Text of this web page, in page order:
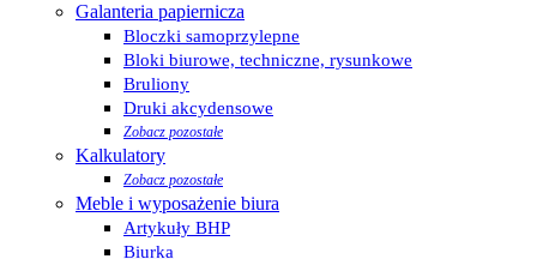
Galanteria papiernicza
Bloczki samoprzylepne
Bloki biurowe, techniczne, rysunkowe
Bruliony
Druki akcydensowe
Zobacz pozostałe
Kalkulatory
Zobacz pozostałe
Meble i wyposażenie biura
Artykuły BHP
Biurka